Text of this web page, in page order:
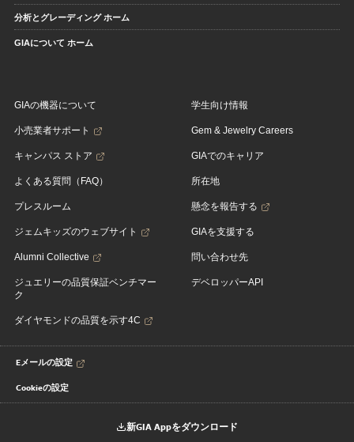
分析とグレーディング ホーム
GIAについて ホーム
GIAの機器について
小売業者サポート
キャンパス ストア
よくある質問（FAQ）
プレスルーム
ジェムキッズのウェブサイト
Alumni Collective
ジュエリーの品質保証ベンチマー
ク
ダイヤモンドの品質を示す4C
学生向け情報
Gem & Jewelry Careers
GIAでのキャリア
所在地
懸念を報告する
GIAを支援する
問い合わせ先
デベロッパーAPI
Eメールの設定
Cookieの設定
新GIA Appをダウンロード